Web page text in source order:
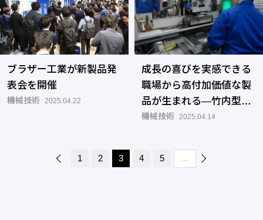
ブラザー工業が新製品発
表会を開催
機械技術 2025.04.22
成長の喜びを実感できる
職場から高付加価値な製
品が生まれる―竹内型材
研究所
機械技術 2025.04.14
1 2 3 4 5